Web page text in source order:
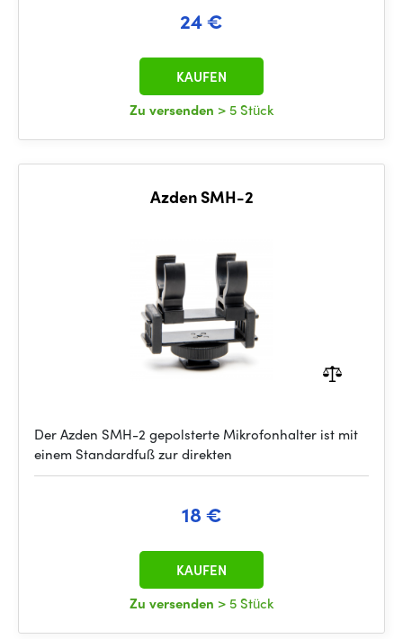
24 €
Zu versenden > 5 Stück
KAUFEN
Azden SMH-2
Der Azden SMH-2 gepolsterte Mikrofonhalter ist mit
einem Standardfuß zur direkten
18 €
Zu versenden > 5 Stück
KAUFEN